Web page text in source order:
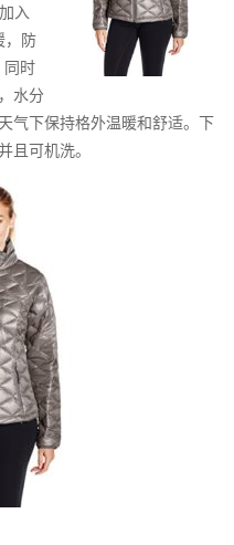
入
，防
同时
水分
气下保持格外温暖和舒适。下
且可机洗。